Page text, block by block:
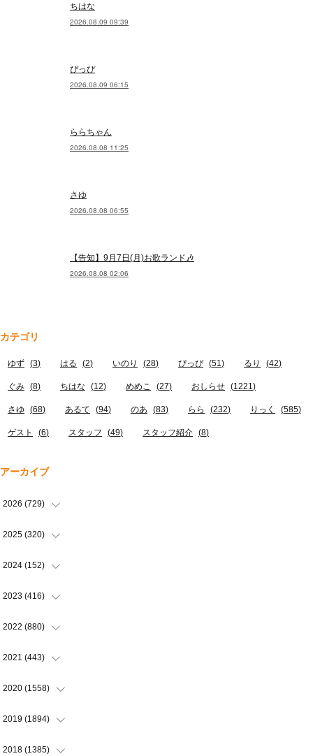
ちはな
2026.08.09 09:39
ぴっぴ
2026.08.09 06:15
ららちゃん
2026.08.08 11:25
さゆ
2026.08.08 06:55
【告知】9月7日(月)お歌ランド🎶
2026.08.08 02:06
カテゴリ
ゆず (3) はる (2) いのり (28) ぴっぴ (51) るり (42)
ぐみ (8) ちはな (12) めめこ (27) おしらせ (1221)
さゆ (68) あるて (94) のあ (83) らら (232) りっく (585)
ゲスト (6) スタッフ (49) スタッフ紹介 (8)
アーカイブ
2026 (729)
(20
(104 )
( 110
(119
2025 (320)
(90
(100
(72
(4)
2024 (152)
( 5)
(5)
(7)
(6)
2023 (416)
(28
(58)
(45)
(69)
2022 (880)
(31
(64)
(76)
(71)
2021 (443)
(54)
(91)
(63)
2020 (1558)
(107
(132)
2019 (1894)
(113)
2018 (1385)